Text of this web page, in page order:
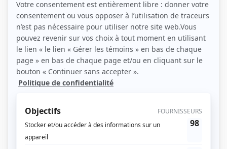
Béliveau(Bill Head)
Agent services secrets 2017
Mensonges(Léon Polanovsky2016
Les jeunes loups( Détective)
Les pêcheurs(A.D. Holmes2017)
Unité 9(Agent palais de justice
O'(Sergent Girard2016)
La galère(Médecin échographie
Les leçons de Josh (Naked Josh) ( George)